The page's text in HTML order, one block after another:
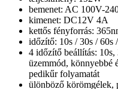
bemenet: AC 100V-
kimenet: DC12V 4A
kettős fényforrás:
időzítő: 10s / 30s / 60s
4 időzítő beállítás:
üzemmód, könnyebbé
pedikűr folyamatát
ülönböző körömgélek,